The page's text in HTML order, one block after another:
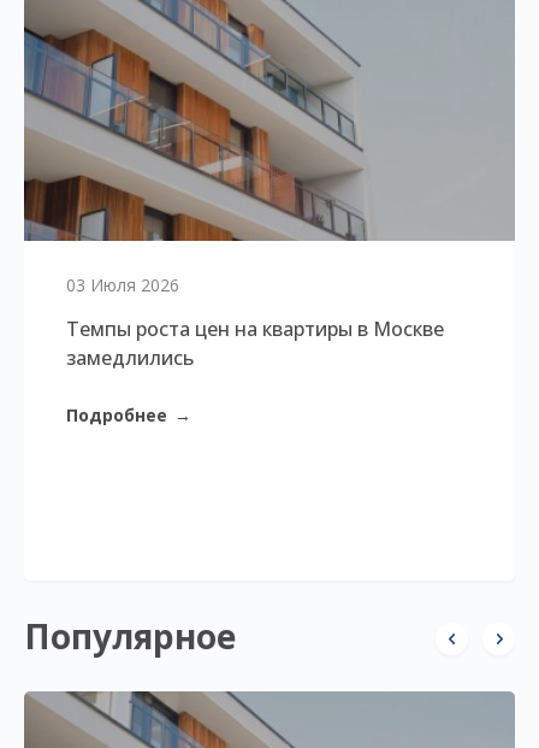
03 Июля 2026
Темпы роста цен на квартиры в Москве
замедлились
Подробнее →
Популярное